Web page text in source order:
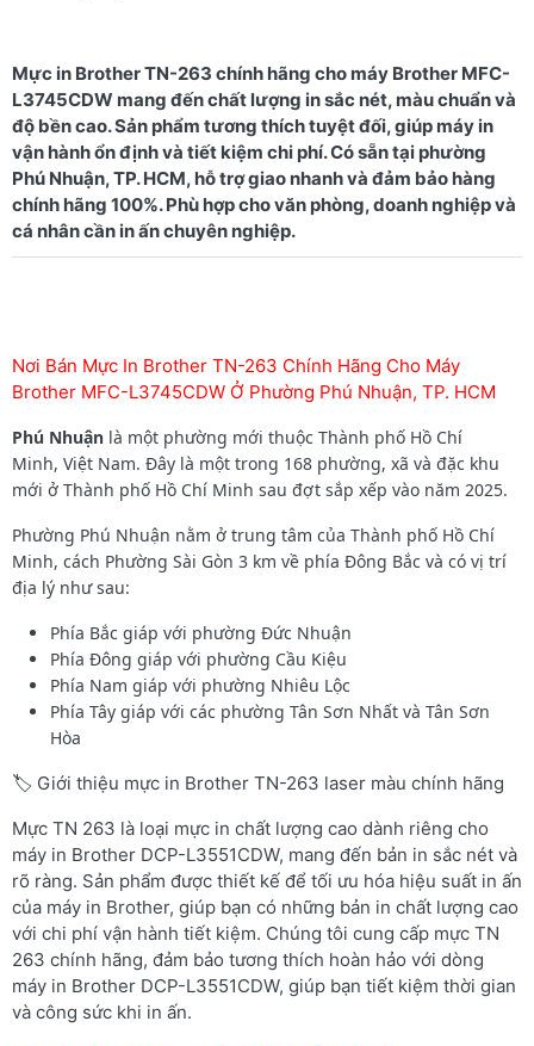
Mực in Brother TN-263 chính hãng cho máy Brother MFC-
L3745CDW mang đến chất lượng in sắc nét, màu chuẩn và
độ bền cao. Sản phẩm tương thích tuyệt đối, giúp máy in
vận hành ổn định và tiết kiệm chi phí. Có sẵn tại phường
Phú Nhuận, TP. HCM, hỗ trợ giao nhanh và đảm bảo hàng
chính hãng 100%. Phù hợp cho văn phòng, doanh nghiệp và
Nơi Bán Mực In Brother TN-263 Chính Hãng Cho Máy
Brother MFC-L3745CDW Ở Phường Phú Nhuận, TP. HCM
Phú Nhuận là một phường mới thuộc Thành phố Hồ Chí
Minh, Việt Nam. Đây là một trong 168 phường, xã và đặc khu
mới ở Thành phố Hồ Chí Minh sau đợt sắp xếp vào năm 2025.
Phường Phú Nhuận nằm ở trung tâm của Thành phố Hồ Chí
Minh, cách Phường Sài Gòn 3 km về phía Đông Bắc và có vị trí
địa lý như sau:
Phía Bắc giáp với phường Đức Nhuận
Phía Đông giáp với phường Cầu Kiệu
Phía Nam giáp với phường Nhiêu Lộc
Phía Tây giáp với các phường Tân Sơn Nhất và Tân Sơn
Hòa
🏷️ Giới thiệu mực in Brother TN-263 laser màu chính hãng
Mực TN 263 là loại mực in chất lượng cao dành riêng cho
máy in Brother DCP-L3551CDW, mang đến bản in sắc nét và
rõ ràng. Sản phẩm được thiết kế để tối ưu hóa hiệu suất in ấn
của máy in Brother, giúp bạn có những bản in chất lượng cao
với chi phí vận hành tiết kiệm. Chúng tôi cung cấp mực TN
263 chính hãng, đảm bảo tương thích hoàn hảo với dòng
máy in Brother DCP-L3551CDW, giúp bạn tiết kiệm thời gian
và công sức khi in ấn.